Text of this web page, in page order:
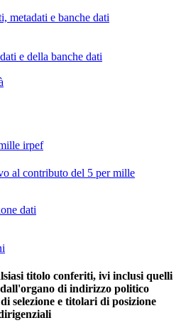
metadati e banche dati
e della banche dati
irpef
al contributo del 5 per mille
dati
titolo conferiti, ivi inclusi quelli
di indirizzo politico
selezione e titolari di posizione